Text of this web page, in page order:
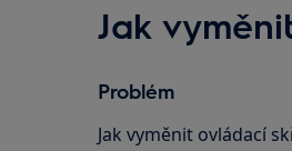
Jak
Problém
Jak vyměnit ovládací